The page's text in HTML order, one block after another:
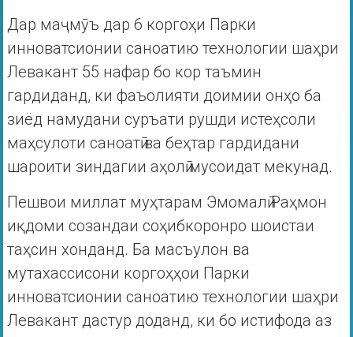
Дар маҷмӯъ дар 6 коргоҳи Парки
инноватсионии саноатию технологии шаҳри
Левакант 55 нафар бо кор таъмин
гардиданд, ки фаъолияти доимии онҳо ба
зиёд намудани суръати рушди истеҳсоли
маҳсулоти саноатӣ ва беҳтар гардидани
шароити зиндагии аҳолӣ мусоидат мекунад.
Пешвои миллат муҳтарам Эмомалӣ Раҳмон
иқдоми созандаи соҳибкоронро шоистаи
таҳсин хонданд. Ба масъулон ва
мутахассисони коргоҳҳои Парки
инноватсионии саноатию технологии шаҳри
Левакант дастур доданд, ки бо истифода аз